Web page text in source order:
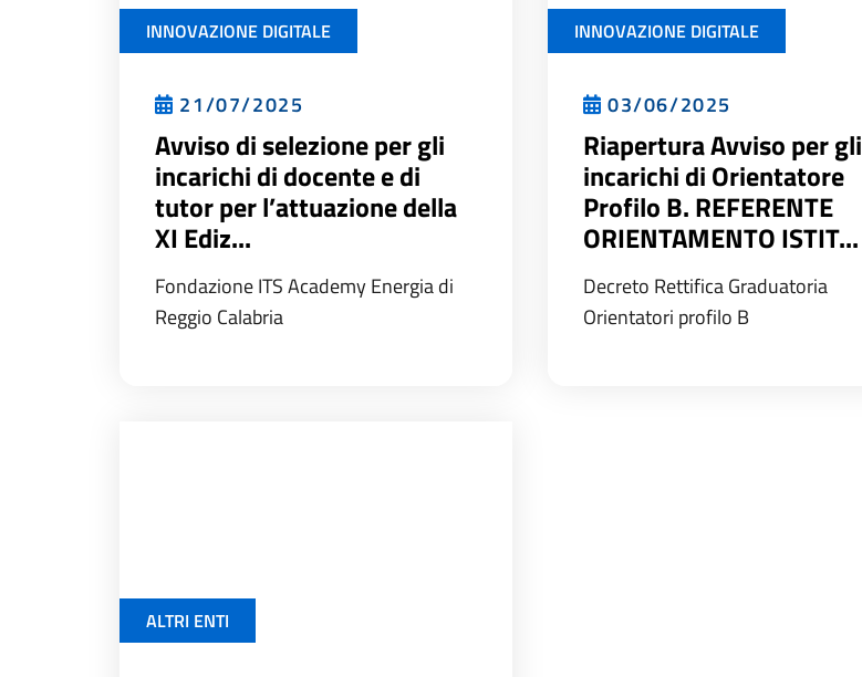
INNOVAZIONE DIGITALE
21/07/2025
Avviso di selezione per gli
incarichi di docente e di
tutor per l’attuazione della
XI Ediz...
Fondazione ITS Academy Energia di
Reggio Calabria
INNOVAZIONE DIGITALE
03/06/2025
Riapertura Avviso per gli
incarichi di Orientatore
Profilo B. REFERENTE
ORIENTAMENTO ISTIT...
Decreto Rettifica Graduatoria
Orientatori profilo B
ALTRI ENTI